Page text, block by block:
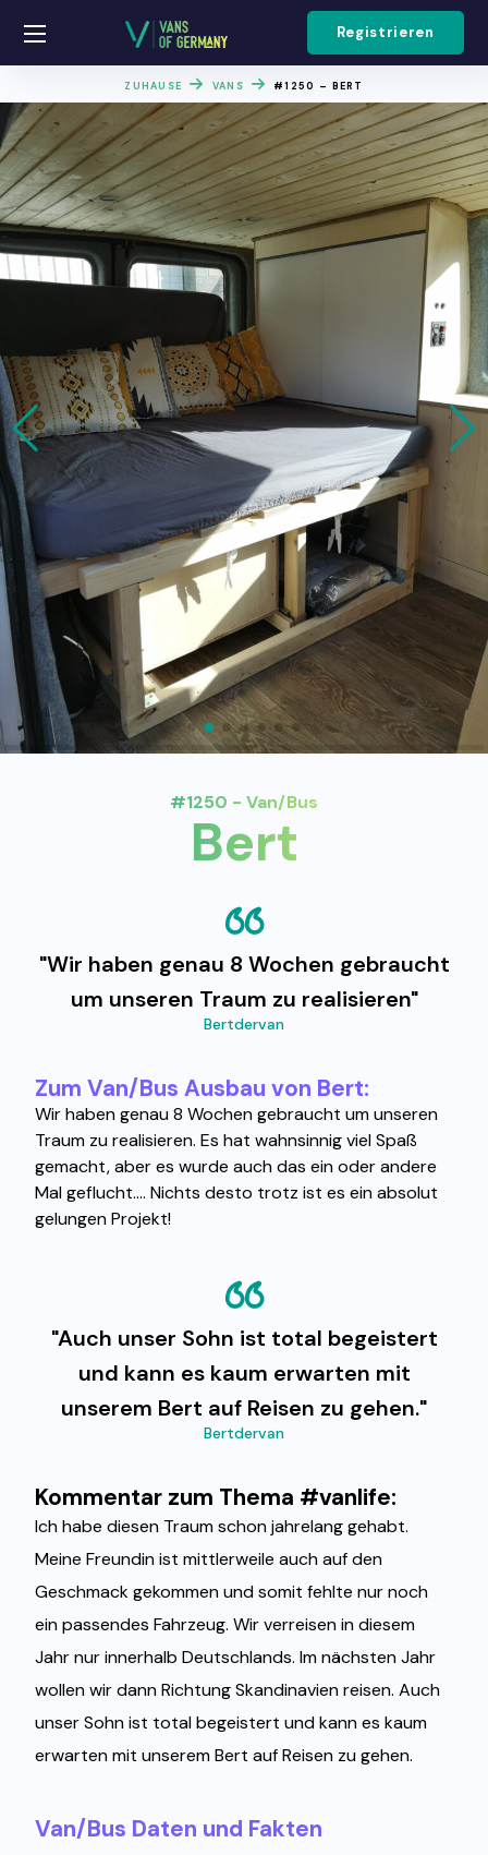
Registrieren
ZUHAUSE VANS #1250 – BERT
#1250 - Van/Bus
Bert
"Wir haben genau 8 Wochen gebraucht
um unseren Traum zu realisieren"
Bertdervan
Zum Van/Bus Ausbau von Bert:
Wir haben genau 8 Wochen gebraucht um unseren
Traum zu realisieren. Es hat wahnsinnig viel Spaß
gemacht, aber es wurde auch das ein oder andere
Mal geflucht.... Nichts desto trotz ist es ein absolut
gelungen Projekt!
"Auch unser Sohn ist total begeistert
und kann es kaum erwarten mit
unserem Bert auf Reisen zu gehen."
Bertdervan
Kommentar zum Thema #vanlife:
Ich habe diesen Traum schon jahrelang gehabt.
Meine Freundin ist mittlerweile auch auf den
Geschmack gekommen und somit fehlte nur noch
ein passendes Fahrzeug. Wir verreisen in diesem
Jahr nur innerhalb Deutschlands. Im nächsten Jahr
wollen wir dann Richtung Skandinavien reisen. Auch
unser Sohn ist total begeistert und kann es kaum
erwarten mit unserem Bert auf Reisen zu gehen.
Van/Bus Daten und Fakten